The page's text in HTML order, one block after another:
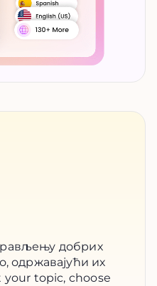
добрих
одржавајући их
topic, choose